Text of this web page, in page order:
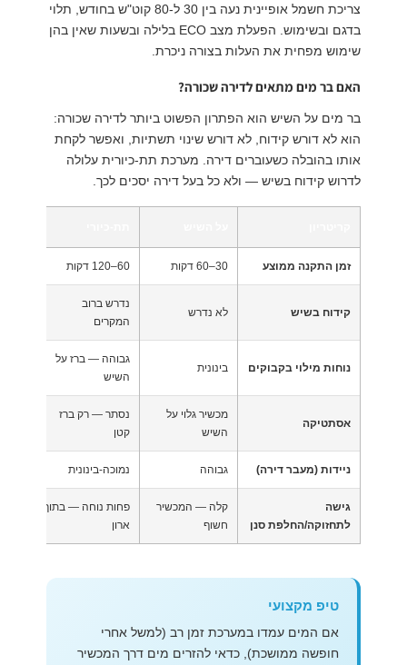
צריכת חשמל אופיינית נעה בין 30 ל-80 קוט"ש בחודש, תלוי
בדגם ובשימוש. הפעלת מצב ECO בלילה ובשעות שאין בהן
שימוש מפחית את העלות בצורה ניכרת.
האם בר מים מתאים לדירה שכורה?
בר מים על השיש הוא הפתרון הפשוט ביותר לדירה שכורה:
הוא לא דורש קידוח, לא דורש שינוי תשתיות, ואפשר לקחת
אותו בהובלה כשעוברים דירה. מערכת תת-כיורית עלולה
לדרוש קידוח בשיש — ולא כל בעל דירה יסכים לכך.
זמן התקנה ממוצע 30–60 דקות 60–120 דקות
קידוח בשיש לא נדרש
נדרש ברוב
המקרים
נוחות מילוי בקבוקים בינונית
גבוהה — ברז על
השיש
אסתטיקה
מכשיר גלוי על
השיש
נסתר — רק ברז
קטן
ניידות (מעבר דירה) גבוהה נמוכה-בינונית
גישה
לתחזוקה/החלפת סנן
קלה — המכשיר
חשוף
פחות נוחה — בתוך
ארון
טיפ מקצועי
אם המים עמדו במערכת זמן רב (למשל אחרי
חופשה ממושכת), כדאי להזרים מים דרך המכשיר